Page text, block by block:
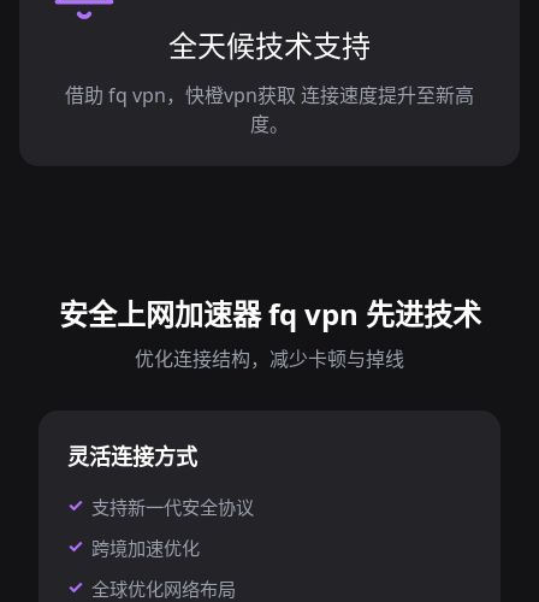
全天候技术支持
借助 fq vpn，快橙vpn获取 连接速度提升至新高
度。
安全上网加速器 fq vpn 先进技术
优化连接结构，减少卡顿与掉线
灵活连接方式
支持新一代安全协议
跨境加速优化
全球优化网络布局